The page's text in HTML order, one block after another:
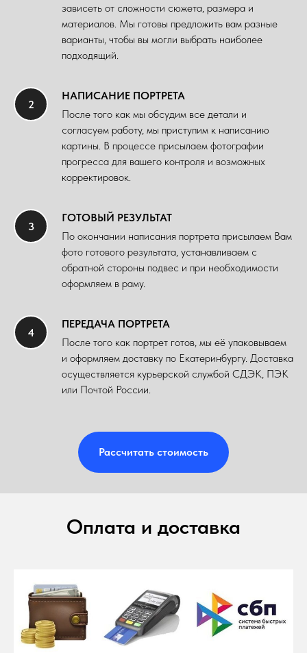
зависеть от сложности сюжета, размера и
материалов. Мы готовы предложить вам разные
варианты, чтобы вы могли выбрать наиболее
подходящий.
НАПИСАНИЕ ПОРТРЕТА
После того как мы обсудим все детали и
согласуем работу, мы приступим к написанию
картины. В процессе присылаем фотографии
прогресса для вашего контроля и возможных
корректировок.
ГОТОВЫЙ РЕЗУЛЬТАТ
По окончании написания портрета присылаем Вам
фото готового результата, устанавливаем с
обратной стороны подвес и при необходимости
оформляем в раму.
ПЕРЕДАЧА ПОРТРЕТА
После того как портрет готов, мы её упаковываем
и оформляем доставку по Екатеринбургу. Доставка
осуществляется курьерской службой СДЭК, ПЭК
или Почтой России.
Рассчитать стоимость
Оплата и доставка